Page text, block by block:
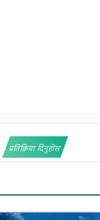
प्रतिक्रिया दिनुहोस